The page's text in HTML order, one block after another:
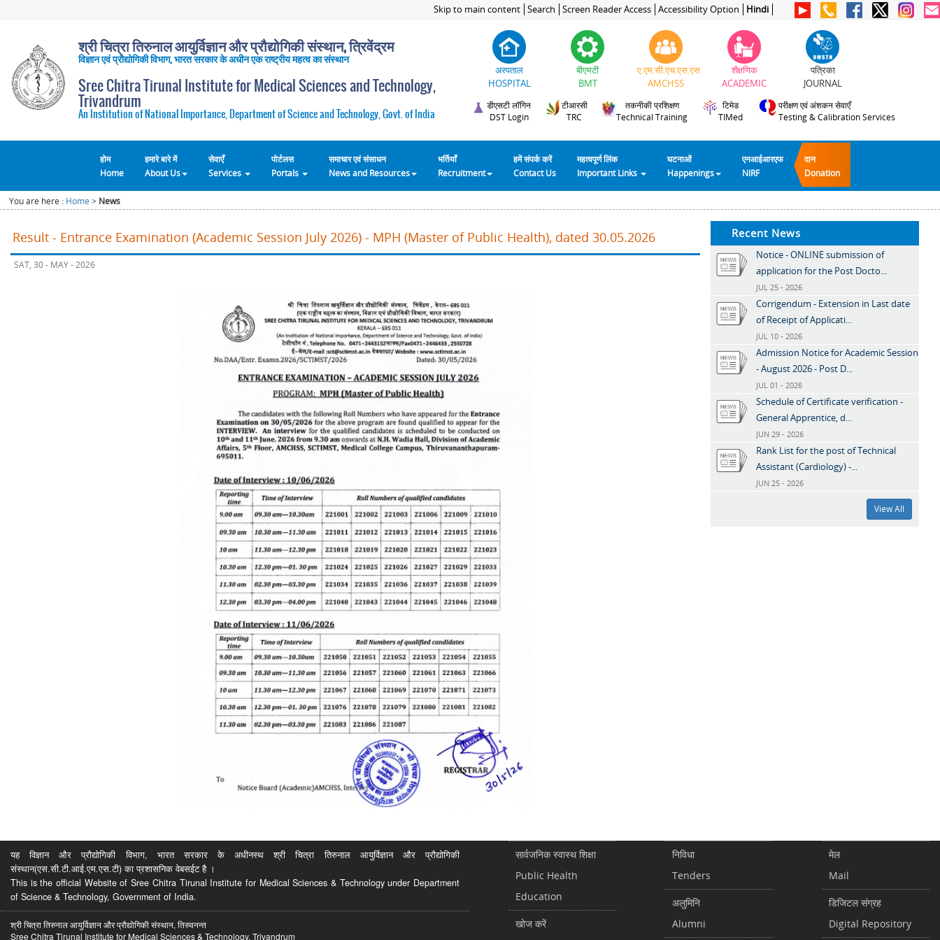
Skip to main content Search Screen Reader Access Accessibility Option Hindi
श्री चित्रा तिरुनाल आयुर्विज्ञान और प्रौद्योगिकी संस्थान, त्रिवेंद्रम
विज्ञान एवं प्रौद्योगिकी विभाग, भारत सरकार के अधीन एक राष्ट्रीय महत्व का संस्थान
Sree Chitra Tirunal Institute for Medical Sciences and Technology,
Trivandrum
An Institution of National Importance, Department of Science and Technology, Govt. of India
अस्पताल
HOSPITAL
बीएमटी
BMT
ए.एम.सी.एच.एस.एस
AMCHSS
शैक्षणिक
ACADEMIC
पत्रिका
JOURNAL
डीएसटी लॉगिन
DST Login
टीआरसी
TRC
तकनीकी प्रशिक्षण
Technical Training
टिमेड
TIMed
परीक्षण एवं अंशकन सेवाएँ
Testing & Calibration Services
होम
Home
हमारे बारे में
About Us
सेवाएँ
Services
पोर्टलस
Portals
समाचार एवं संसाधन
News and Resources
भर्तियाँ
Recruitment
हमें संपर्क करें
Contact Us
महत्वपूर्ण लिंक
Important Links
घटनाओं
Happenings
एनआईआरएफ
NIRF
दान
Donation
You are here : Home > News
Result - Entrance Examination (Academic Session July 2026) - MPH (Master of Public Health), dated 30.05.2026
SAT, 30 - MAY - 2026
Recent News
Notice - ONLINE submission of
application for the Post Docto...
JUL 25 - 2026
Corrigendum - Extension in Last date
of Receipt of Applicati...
JUL 10 - 2026
Admission Notice for Academic Session
- August 2026 - Post D...
JUL 01 - 2026
Schedule of Certificate verification -
General Apprentice, d...
JUN 29 - 2026
Rank List for the post of Technical
Assistant (Cardiology) -...
JUN 25 - 2026
View All
यह विज्ञान और प्रौद्योगिकी विभाग, भारत सरकार के अधीनस्थ श्री चित्रा तिरुनाल आयुर्विज्ञान और प्रौद्योगिकी
संस्थान(एस.सी.टी.आई.एम.एस.टी) का प्रशासनिक वेबसईट है ।
This is the official Website of Sree Chitra Tirunal Institute for Medical Sciences & Technology under Department
of Science & Technology, Government of India.
श्री चित्रा तिरुनाल आयुर्विज्ञान और प्रौद्योगिकी संस्थान, तिरुवनन्त
Sree Chitra Tirunal Institute for Medical Sciences & Technology, Trivandrum
सार्वजनिक स्वास्थ शिक्षा
Public Health
Education
खोज करें
निविधा
Tenders
अलुमिनि
Alumni
मेल
Mail
डिजिटल संग्रह
Digital Repository